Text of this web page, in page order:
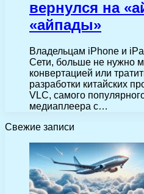
вернулся на
«айпады»
Владельцам iPhone и
Сети, больше не нужно
конвертацией или
разработки китайских
VLC, самого
медиаплеера с…
Свежие записи